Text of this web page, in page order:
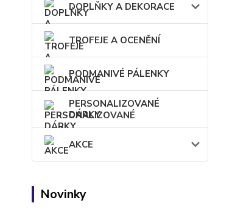
DOPLŇKY A DEKORACE
TROFEJE A OCENĚNÍ
PODMANIVÉ PÁLENKY
PERSONALIZOVANÉ
DÁRKY
AKCE
Novinky